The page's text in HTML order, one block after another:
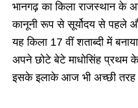
भानगढ़ का किला राजस्थान के
कानूनी रूप से सूर्योदय से पहले
यह किला 17 वीं शताब्दी में
अपने छोटे बेटे माधोसिंह प्रथम
इसके इलाके आज भी अच्छी तरह